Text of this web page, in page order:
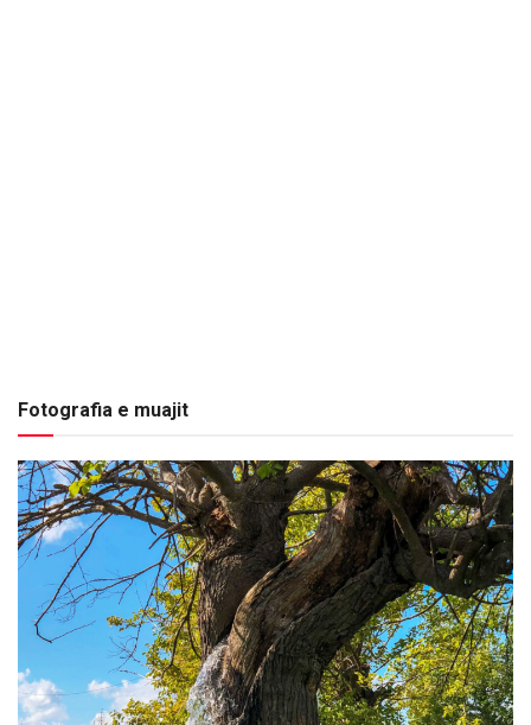
Fotografia e muajit